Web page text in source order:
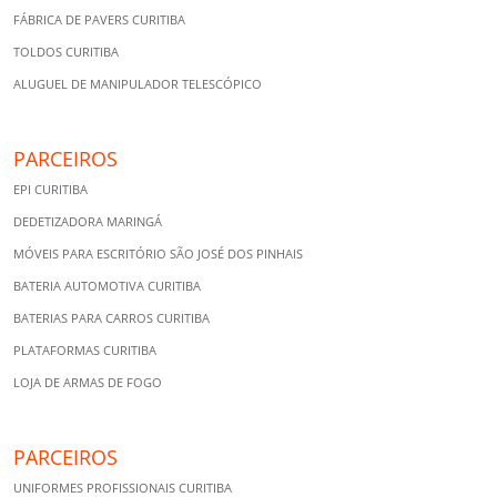
FÁBRICA DE PAVERS CURITIBA
TOLDOS CURITIBA
ALUGUEL DE MANIPULADOR TELESCÓPICO
PARCEIROS
EPI CURITIBA
DEDETIZADORA MARINGÁ
MÓVEIS PARA ESCRITÓRIO SÃO JOSÉ DOS PINHAIS
BATERIA AUTOMOTIVA CURITIBA
BATERIAS PARA CARROS CURITIBA
PLATAFORMAS CURITIBA
LOJA DE ARMAS DE FOGO
PARCEIROS
UNIFORMES PROFISSIONAIS CURITIBA